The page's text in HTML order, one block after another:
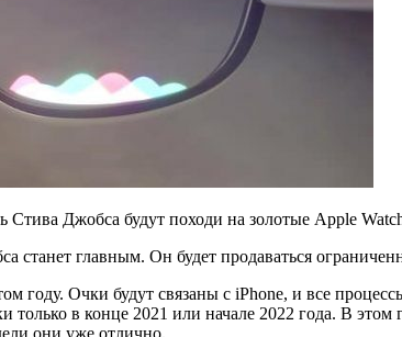
Джобса будут походи на золотые Apple
главным. Он будет продаваться
году. Очки будут связаны с iPhone, и все
в конце 2021 или начале 2022 года. В